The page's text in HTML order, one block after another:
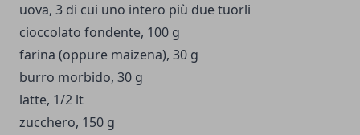
uova, 3 di cui uno intero più due tuorli
cioccolato fondente, 100 g
farina (oppure maizena), 30 g
burro morbido, 30 g
latte, 1/2 lt
zucchero, 150 g